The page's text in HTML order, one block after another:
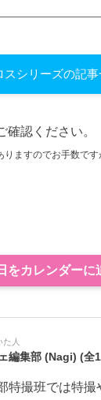
スシリーズの記事
認ください。
ますのでお手数で
をカレンダーに
た人
編集部 (Nagi)(全
特撮班では特撮